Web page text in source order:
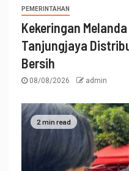
PEMERINTAHAN
Kekeringan
Tanjungjaya
Bersih
08/08/2026 admin
2 min read